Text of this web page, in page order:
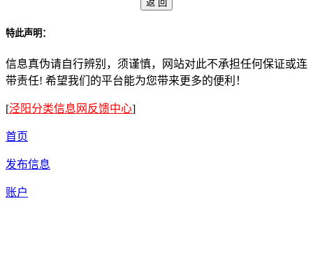
特此声明：
信息真伪请自行辨别，须谨慎，网站对此不承担任何保证或连
带责任! 希望我们的平台能为您带来更多的便利！
[泾阳分类信息网反馈中心]
首页
发布信息
账户